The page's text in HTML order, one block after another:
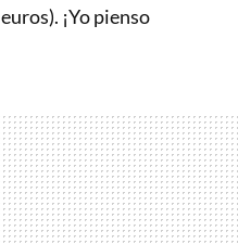
¡Yo pienso